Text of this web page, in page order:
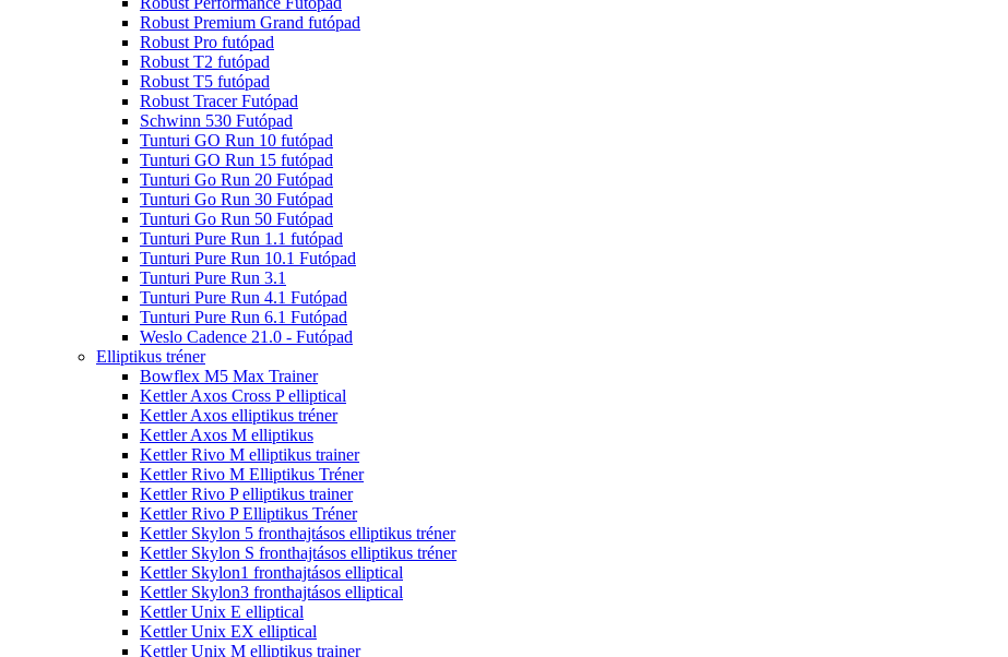
Robust Premium Grand futópad
Robust Pro futópad
Robust T2 futópad
Robust T5 futópad
Robust Tracer Futópad
Schwinn 530 Futópad
Tunturi GO Run 10 futópad
Tunturi GO Run 15 futópad
Tunturi Go Run 20 Futópad
Tunturi Go Run 30 Futópad
Tunturi Go Run 50 Futópad
Tunturi Pure Run 1.1 futópad
Tunturi Pure Run 10.1 Futópad
Tunturi Pure Run 3.1
Tunturi Pure Run 4.1 Futópad
Tunturi Pure Run 6.1 Futópad
Weslo Cadence 21.0 - Futópad
Elliptikus tréner
Bowflex M5 Max Trainer
Kettler Axos Cross P elliptical
Kettler Axos elliptikus tréner
Kettler Axos M elliptikus
Kettler Rivo M elliptikus trainer
Kettler Rivo M Elliptikus Tréner
Kettler Rivo P elliptikus trainer
Kettler Rivo P Elliptikus Tréner
Kettler Skylon 5 fronthajtásos elliptikus tréner
Kettler Skylon S fronthajtásos elliptikus tréner
Kettler Skylon1 fronthajtásos elliptical
Kettler Skylon3 fronthajtásos elliptical
Kettler Unix E elliptical
Kettler Unix EX elliptical
Kettler Unix M elliptikus trainer